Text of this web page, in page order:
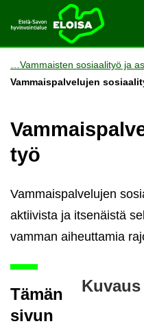
Etusi­vu
Siir­ry si­säl­töön
Vam­mais­ten so­si­aa­li­työ ja
Vam­mais­pal­ve­lu­jen
työ
Vammaispalvelujen
aktiivista ja itsenäistä
vamman aiheuttamia
Tämän
sivun